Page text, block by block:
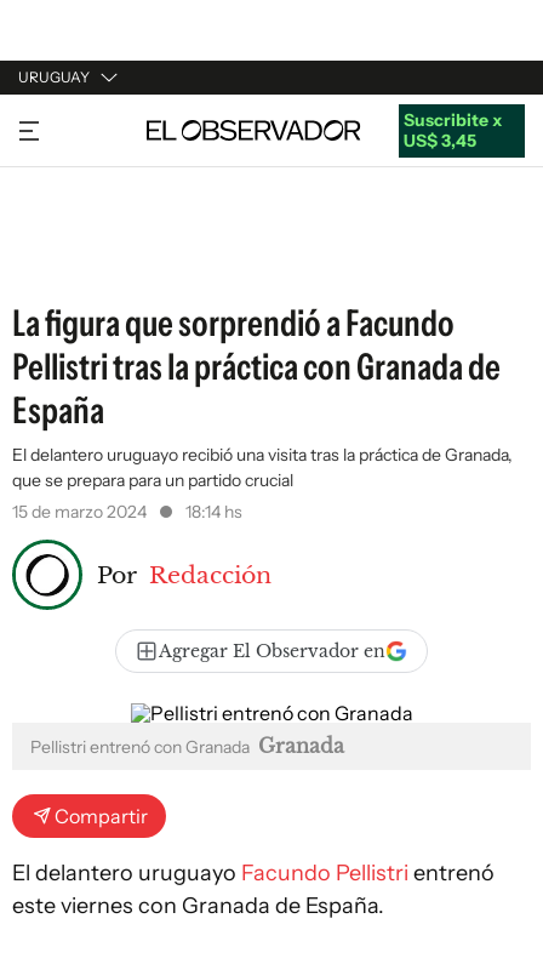
URUGUAY
URUGUAY
ARGENTINA
Suscribite x
US$ 3,45
La figura que sorprendió a Facundo
Pellistri tras la práctica con Granada de
España
El delantero uruguayo recibió una visita tras la práctica de Granada,
que se prepara para un partido crucial
15 de marzo 2024
18:14 hs
Por Redacción
Agregar El Observador en
Pellistri entrenó con Granada Granada
Compartir
El delantero uruguayo Facundo Pellistri entrenó
este viernes con Granada de España.